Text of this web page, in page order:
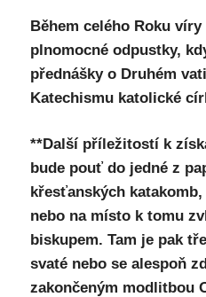
Během celého Roku
plnomocné odpustky,
přednášky o Druhém
Katechismu katolické
**Další příležitostí k
bude pouť do jedné z
křesťanských
nebo na místo k tomu
biskupem. Tam je pak
svaté nebo se alespoň
zakončeným modlitbou